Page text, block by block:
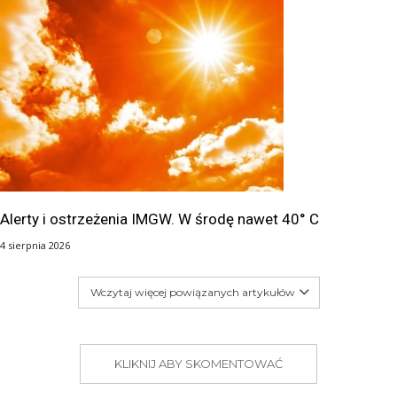
Alerty i ostrzeżenia IMGW. W środę nawet 40° C
4 sierpnia 2026
Wczytaj więcej powiązanych artykułów
KLIKNIJ ABY SKOMENTOWAĆ